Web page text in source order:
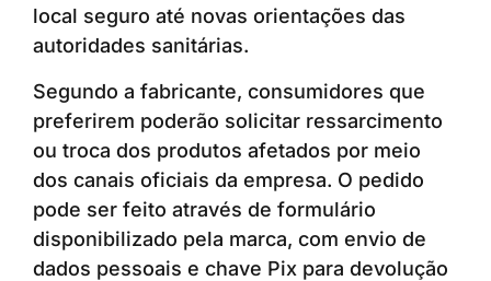
local seguro até novas orientações das
autoridades sanitárias.
Segundo a fabricante, consumidores que
preferirem poderão solicitar ressarcimento
ou troca dos produtos afetados por meio
dos canais oficiais da empresa. O pedido
pode ser feito através de formulário
disponibilizado pela marca, com envio de
dados pessoais e chave Pix para devolução